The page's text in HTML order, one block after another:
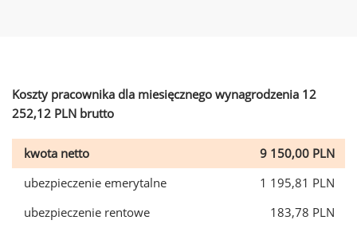
Koszty pracownika dla miesięcznego wynagrodzenia 12
252,12 PLN brutto
kwota netto
9 150,00 PLN
ubezpieczenie emerytalne
1 195,81 PLN
ubezpieczenie rentowe
183,78 PLN